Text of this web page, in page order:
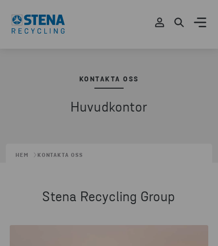
KONTAKTA OSS
Huvudkontor
HEM KONTAKTA OSS
Stena Recycling Group